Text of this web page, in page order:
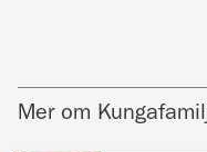
Mer om